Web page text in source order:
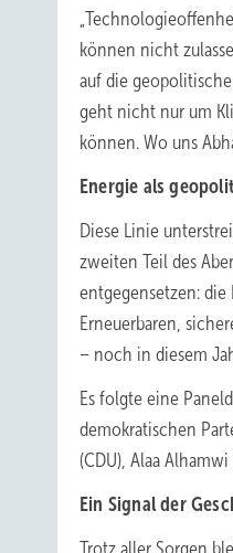
können nicht
auf die
geht nicht nur um
können. Wo uns
Energie als
Diese Linie
zweiten Teil des
entgegensetzen:
Erneuerbaren,
– noch in diesem
Es folgte eine
demokratischen
(CDU), Alaa
Ein Signal der
Trotz aller Sorgen